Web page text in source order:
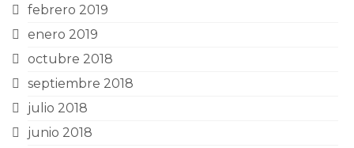
febrero 2019
enero 2019
octubre 2018
septiembre 2018
julio 2018
junio 2018